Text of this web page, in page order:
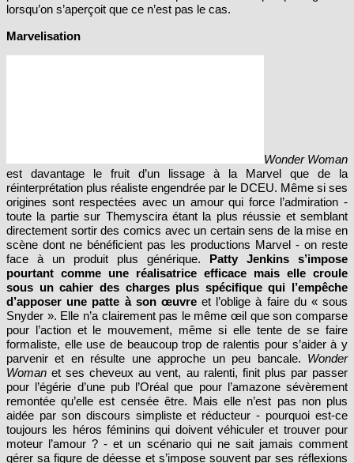
Marvelisation
est davantage le fruit d’un lissage à la Marvel que de la
réinterprétation plus réaliste engendrée par le DCEU. Même si ses
origines sont respectées avec un amour qui force l’admiration -
toute la partie sur Themyscira étant la plus réussie et semblant
directement sortir des comics avec un certain sens de la mise en
scène dont ne bénéficient pas les productions Marvel - on reste
face à un produit plus générique.Patty Jenkins s’impose
pourtant comme une réalisatrice efficace mais elle croule
sous un cahier des charges plus spécifique qui l’empêche
d’apposer une patte à son œuvreet l’oblige à faire du « sous
Snyder ». Elle n’a clairement pas le même œil que son comparse
pour l’action et le mouvement, même si elle tente de se faire
formaliste, elle use de beaucoup trop de ralentis pour s’aider à y
parvenir et en résulte une approche un peu bancale.Wonder
Womanet ses cheveux au vent, au ralenti, finit plus par passer
pour l’égérie d’une pub l’Oréal que pour l’amazone sévèrement
remontée qu’elle est censée être. Mais elle n’est pas non plus
aidée par son discours simpliste et réducteur - pourquoi est-ce
toujours les héros féminins qui doivent véhiculer et trouver pour
moteur l’amour ? - et un scénario qui ne sait jamais comment
gérer sa figure de déesse et s’impose souvent par ses réflexions
dignes d’un enfant de 4 ans et son absence totale de subtilité.